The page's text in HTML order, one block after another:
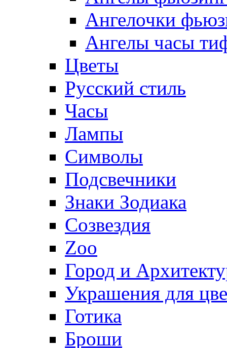
Ангелочки
Ангелы часы
Цветы
Русский стиль
Часы
Лампы
Символы
Подсвечники
Знаки Зодиака
Созвездия
Zoo
Город и
Украшения для
Готика
Броши